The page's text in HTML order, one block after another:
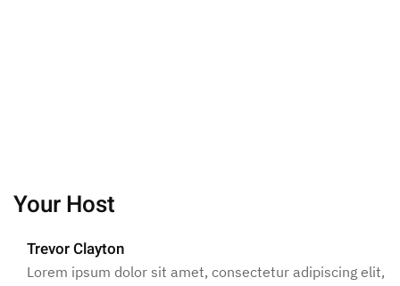
Your Host
Trevor Clayton
Lorem ipsum dolor sit amet, consectetur adipiscing elit,